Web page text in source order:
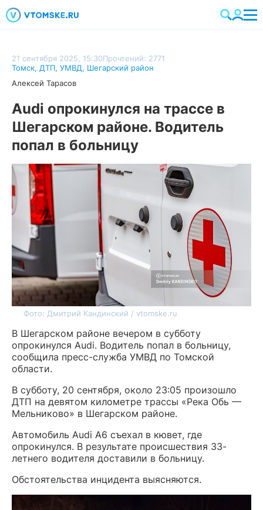
21 сентября 2025, 15:30Прочтений: 2771
Томск, ДТП, УМВД, Шегарский район
Алексей Тарасов
Audi опрокинулся на трассе в
Шегарском районе. Водитель
попал в больницу
Фото: Дмитрий Кандинский / vtomske.ru
В Шегарском районе вечером в субботу
опрокинулся Audi. Водитель попал в больницу,
сообщила пресс-служба УМВД по Томской
области.
В субботу, 20 сентября, около 23:05 произошло
ДТП на девятом километре трассы «Река Обь —
Мельниково» в Шегарском районе.
Автомобиль Audi A6 съехал в кювет, где
опрокинулся. В результате происшествия 33-
летнего водителя доставили в больницу.
Обстоятельства инцидента выясняются.